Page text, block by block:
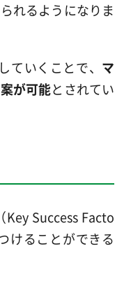
れるようになりま
ていくことで、 マ
が可能とされてい
Success Facto
けることができる